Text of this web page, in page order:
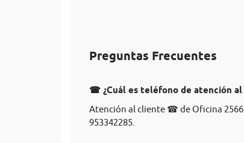
Preguntas Frecuentes
☎ ¿Cuál es teléfono de atención al
Atención al cliente ☎ de Oficina
953342285.